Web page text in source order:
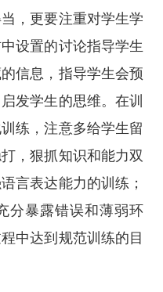
，更要注重对学生学
设置的讨论指导学生
信息，指导学生会预
发学生的思维。在训
练，注意多给学生留
，狠抓知识和能力双
言表达能力的训练；
分暴露错误和薄弱环
中达到规范训练的目